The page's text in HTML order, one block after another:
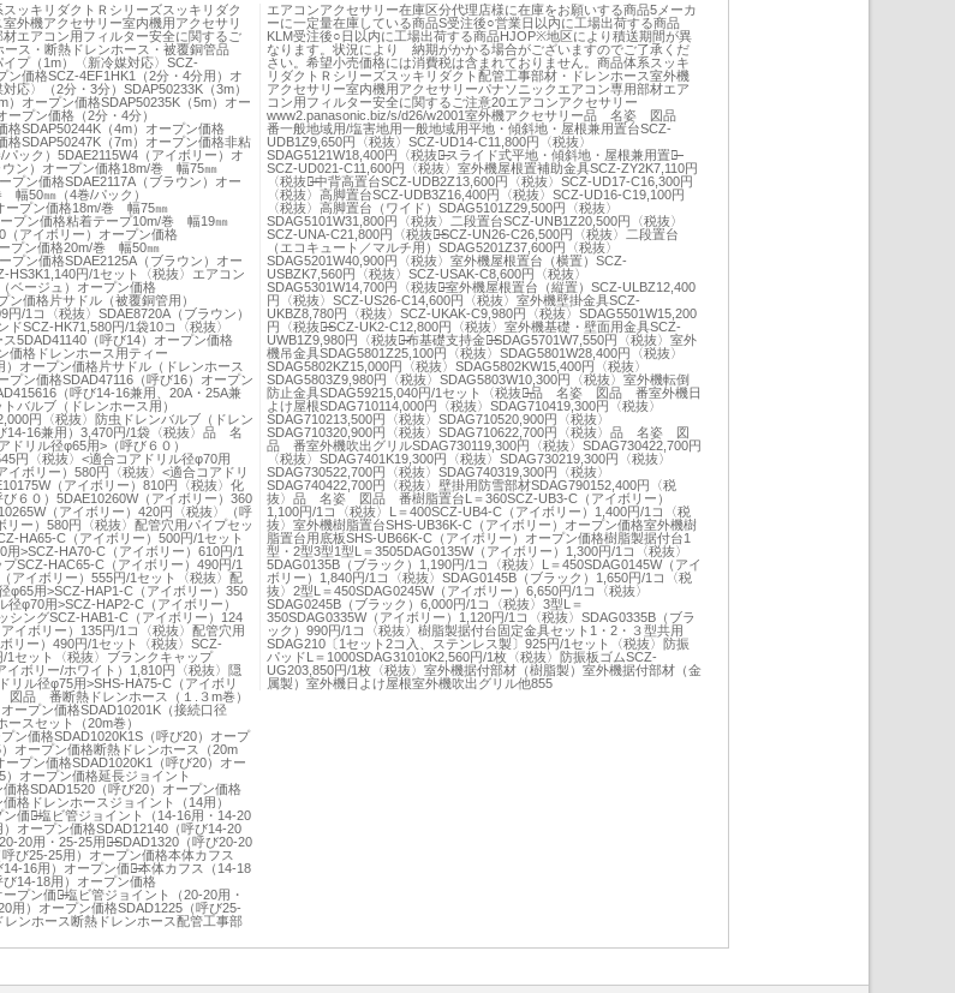
ッキリダクトＲシリーズスッキリダク
外機アクセサリー室内機用アクセサリ
エアコン用フィルター安全に関するご
ース・断熱ドレンホース・被覆銅管品
プ（1m）〈新冷媒対応〉SCZ-
ン価格SCZ-4EF1HK1（2分・4分用）オ
応〉（2分・3分）SDAP50233K（3m）
）オープン価格SDAP50235K（5m）オー
ープン価格（2分・4分）
格SDAP50244K（4m）オープン価格
格SDAP50247K（7m）オープン価格非粘
ック）5DAE2115W4（アイボリー）オ
ウン）オープン価格18m/巻 幅75㎜
プン価格SDAE2117A（ブラウン）オー
幅50㎜（4巻/パック）
ープン価格18m/巻 幅75㎜
プン価格粘着テープ10m/巻 幅19㎜
（アイボリー）オープン価格
プン価格20m/巻 幅50㎜
プン価格SDAE2125A（ブラウン）オー
HS3K1,140円/1セット〈税抜〉エアコン
ベージュ）オープン価格
ン価格片サドル（被覆銅管用）
/1コ〈税抜〉SDAE8720A（ブラウン）
ドSCZ-HK71,580円/1袋10コ〈税抜〉
（呼び14）オープン価格
価格ドレンホース用ティー
オープン価格片サドル（ドレンホース
プン価格SDAD47116（呼び16）オープン
（呼び14-16兼用、20A・25A兼
バルブ（ドレンホース用）
円〈税抜〉防虫ドレンバルブ（ドレン
14-16兼用）3,470円/1袋〈税抜〉品 名
リル径φ65用>（呼び６０）
円〈税抜〉<適合コアドリル径φ70用
イボリー）580円〈税抜〉<適合コアドリ
（アイボリー）810円〈税抜〉化
６０）5DAE10260W（アイボリー）360
（アイボリー）420円〈税抜〉（呼
リー）580円〈税抜〉配管穴用パイプセッ
HA65-C（アイボリー）500円/1セット
用>SCZ-HA70-C（アイボリー）610円/1
SCZ-HAC65-C（アイボリー）490円/1
アイボリー）555円/1セット〈税抜〉配
φ65用>SCZ-HAP1-C（アイボリー）350
φ70用>SCZ-HAP2-C（アイボリー）
シングSCZ-HAB1-C（アイボリー）124
イボリー）135円/1コ〈税抜〉配管穴用
リー）490円/1セット〈税抜〉SCZ-
1セット〈税抜〉ブランクキャップ
ボリー/ホワイト）1,810円〈税抜〉隠
リル径φ75用>SHS-HA75-C（アイボリ
品 番断熱ドレンホース（１.３m巻）
ープン価格SDAD10201K（接続口径
ースセット（20m巻）
ン価格SDAD1020K1S（呼び20）オープ
オープン価格断熱ドレンホース（20m
プン価格SDAD1020K1（呼び20）オー
オープン価格延長ジョイント
格SDAD1520（呼び20）オープン価格
格ドレンホースジョイント（14用）
価格̶̶̶̶̶̶̶̶塩ビ管ジョイント（14-16用・14-20
オープン価格SDAD12140（呼び14-20
20用・25-25用）̶̶̶̶SDAD1320（呼び20-20
び25-25用）オープン価格本体カフス
16用）オープン価格̶̶̶̶̶̶̶̶本体カフス（14-18
14-18用）オープン価格
プン価格̶̶̶̶̶̶̶̶塩ビ管ジョイント（20-20用・
用）オープン価格SDAD1225（呼び25-
ンホース断熱ドレンホース配管工事部
エアコンアクセサリー在庫区分代理店様に在庫をお願いする商品5メーカ
ーに一定量在庫している商品S受注後○営業日以内に工場出荷する商品
KLM受注後○日以内に工場出荷する商品HJOP※地区により積送期間が異
なります。状況により 納期がかかる場合がございますのでご了承くだ
さい。希望小売価格には消費税は含まれておりません。商品体系スッキ
リダクトＲシリーズスッキリダクト配管工事部材・ドレンホース室外機
アクセサリー室内機用アクセサリーパナソニックエアコン専用部材エア
コン用フィルター安全に関するご注意20エアコンアクセサリー
www2.panasonic.biz/s/d26/w2001室外機アクセサリー品 名姿 図品
番一般地域用/塩害地用一般地域用平地・傾斜地・屋根兼用置台SCZ-
UDB1Z9,650円〈税抜〉SCZ-UD14-C11,800円〈税抜〉
SDAG5121W18,400円〈税抜〉̶̶スライド式平地・傾斜地・屋根兼用置台̶̶
SCZ-UD021-C11,600円〈税抜〉室外機屋根置補助金具SCZ-ZY2K7,110円
〈税抜〉̶̶中背高置台SCZ-UDB2Z13,600円〈税抜〉SCZ-UD17-C16,300円
〈税抜〉高脚置台SCZ-UDB3Z16,400円〈税抜〉SCZ-UD16-C19,100円
〈税抜〉高脚置台（ワイド）SDAG5101Z29,500円〈税抜〉
SDAG5101W31,800円〈税抜〉二段置台SCZ-UNB1Z20,500円〈税抜〉
SCZ-UNA-C21,800円〈税抜〉̶̶SCZ-UN26-C26,500円〈税抜〉二段置台
（エコキュート／マルチ用）SDAG5201Z37,600円〈税抜〉
SDAG5201W40,900円〈税抜〉室外機屋根置台（横置）SCZ-
USBZK7,560円〈税抜〉SCZ-USAK-C8,600円〈税抜〉
SDAG5301W14,700円〈税抜〉̶̶室外機屋根置台（縦置）SCZ-ULBZ12,400
円〈税抜〉SCZ-US26-C14,600円〈税抜〉室外機壁掛金具SCZ-
UKBZ8,780円〈税抜〉SCZ-UKAK-C9,980円〈税抜〉SDAG5501W15,200
円〈税抜〉̶̶̶̶SCZ-UK2-C12,800円〈税抜〉室外機基礎・壁面用金具SCZ-
UWB1Z9,980円〈税抜〉̶̶布基礎支持金具̶̶SDAG5701W7,550円〈税抜〉室外
機吊金具SDAG5801Z25,100円〈税抜〉SDAG5801W28,400円〈税抜〉
SDAG5802KZ15,000円〈税抜〉SDAG5802KW15,400円〈税抜〉
SDAG5803Z9,980円〈税抜〉SDAG5803W10,300円〈税抜〉室外機転倒
防止金具SDAG59215,040円/1セット〈税抜〉̶̶品 名姿 図品 番室外機日
よけ屋根SDAG710114,000円〈税抜〉SDAG710419,300円〈税抜〉
SDAG710213,500円〈税抜〉SDAG710520,900円〈税抜〉
SDAG710320,900円〈税抜〉SDAG710622,700円〈税抜〉品 名姿 図
品 番室外機吹出グリルSDAG730119,300円〈税抜〉SDAG730422,700円
〈税抜〉SDAG7401K19,300円〈税抜〉SDAG730219,300円〈税抜〉
SDAG730522,700円〈税抜〉SDAG740319,300円〈税抜〉
SDAG740422,700円〈税抜〉壁掛用防雪部材SDAG790152,400円〈税
抜〉品 名姿 図品 番樹脂置台L＝360SCZ-UB3-C（アイボリー）
1,100円/1コ〈税抜〉L＝400SCZ-UB4-C（アイボリー）1,400円/1コ〈税
抜〉室外機樹脂置台SHS-UB36K-C（アイボリー）オープン価格室外機樹
脂置台用底板SHS-UB66K-C（アイボリー）オープン価格樹脂製据付台1
型・2型3型1型L＝3505DAG0135W（アイボリー）1,300円/1コ〈税抜〉
5DAG0135B（ブラック）1,190円/1コ〈税抜〉L＝450SDAG0145W（アイ
ボリー）1,840円/1コ〈税抜〉SDAG0145B（ブラック）1,650円/1コ〈税
抜〉2型L＝450SDAG0245W（アイボリー）6,650円/1コ〈税抜〉
SDAG0245B（ブラック）6,000円/1コ〈税抜〉3型L＝
350SDAG0335W（アイボリー）1,120円/1コ〈税抜〉SDAG0335B（ブラ
ック）990円/1コ〈税抜〉樹脂製据付台固定金具セット1・2・３型共用
SDAG210〔1セット2コ入、ステンレス製〕925円/1セット〈税抜〉防振
パッドL＝1000SDAG31010K2,560円/1枚〈税抜〉防振板ゴムSCZ-
UG203,850円/1枚〈税抜〉室外機据付部材（樹脂製）室外機据付部材（金
属製）室外機日よけ屋根室外機吹出グリル他855